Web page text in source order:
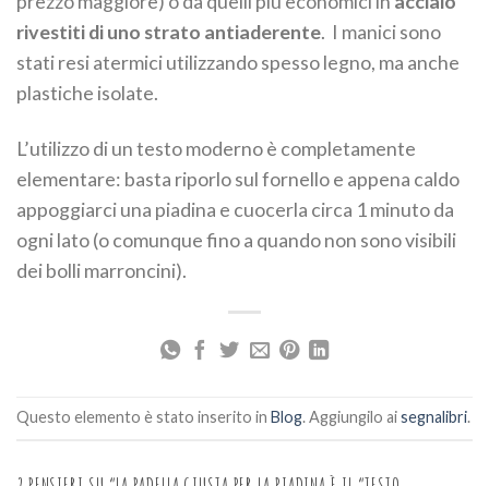
rivestiti di uno strato antiaderente. I manici sono
stati resi atermici utilizzando spesso legno, ma anche
plastiche isolate.
L’utilizzo di un testo moderno è completamente
elementare: basta riporlo sul fornello e appena caldo
appoggiarci una piadina e cuocerla circa 1 minuto da
ogni lato (o comunque fino a quando non sono visibili
dei bolli marroncini).
Questo elemento è stato inserito in Blog. Aggiungilo aisegnalibri.